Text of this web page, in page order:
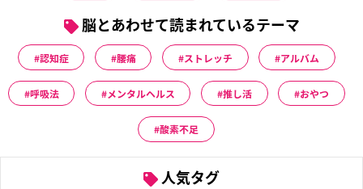
脳とあわせて読まれているテーマ
認知症 腰痛 ストレッチ アルバム
呼吸法 メンタルヘルス 推し活 おやつ
酸素不足
人気タグ